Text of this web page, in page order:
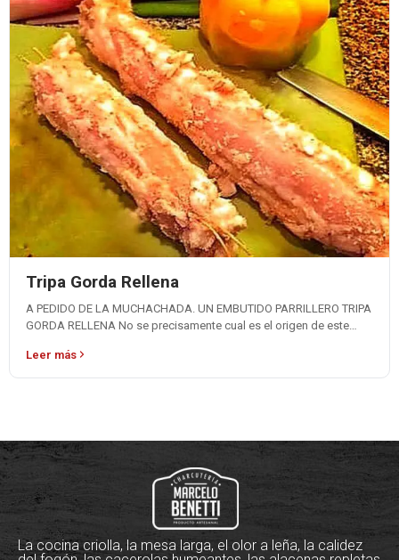
Tripa Gorda Rellena
A PEDIDO DE LA MUCHACHADA. UN EMBUTIDO PARRILLERO TRIPA
GORDA RELLENA No se precisamente cual es el origen de este
Leer más
La cocina criolla, la mesa larga, el olor a leña, la calidez